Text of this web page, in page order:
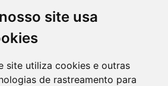
site usa
site utiliza cookies e outras
de rastreamento para
FRIBURGO
RIO DE JANEIRO